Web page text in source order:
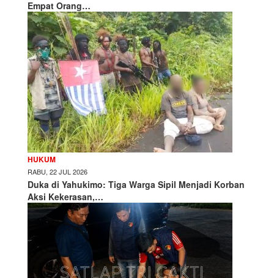
Empat Orang…
HUKUM
RABU, 22 JUL 2026
Duka di Yahukimo: Tiga Warga Sipil Menjadi Korban
Aksi Kekerasan,…